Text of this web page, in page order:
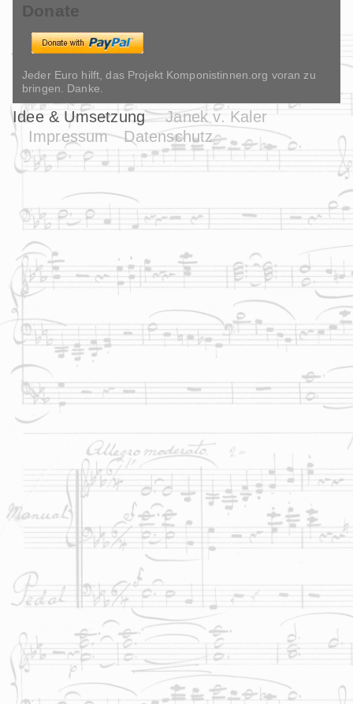
Donate
Jeder Euro hilft, das Projekt Komponistinnen.org voran zu
bringen. Danke.
Idee & Umsetzung
Janek v. Kaler
Impressum
Datenschutz